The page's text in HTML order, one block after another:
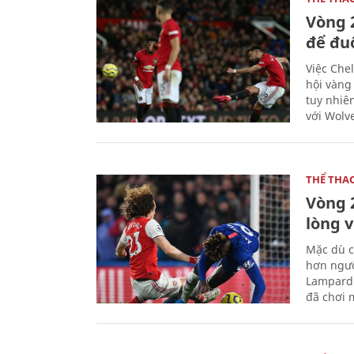
Vòng
để
Việc
hội
tuy
với
THỂ
Vòng
lòng
Mặc dù
hơn
đã chơi